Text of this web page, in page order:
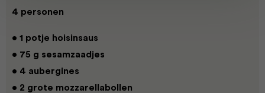
4 personen
• 1 potje hoisinsaus
• 75 g sesamzaadjes
• 4 aubergines
• 2 grote mozzarellabollen